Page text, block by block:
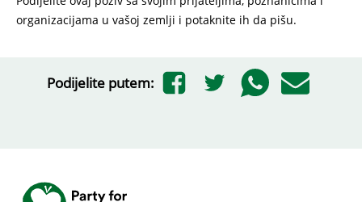
organizacijama u vašoj zemlji i potaknite ih da pišu.
Podijelite putem: